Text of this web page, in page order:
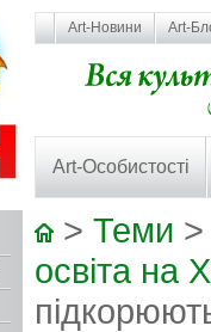
Art-Новини Art-
Art-Особистості
> Теми
освіта на